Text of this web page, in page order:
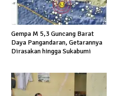
Gempa M 5,3 Guncang Barat
Daya Pangandaran, Getarannya
Dirasakan hingga Sukabumi